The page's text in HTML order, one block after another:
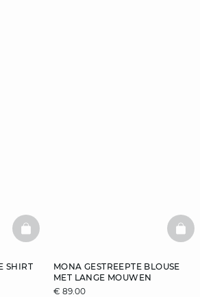
SHIRT
BASKETFULL
MONA GESTREEPTE BLOUSE
MET LANGE MOUWEN
€ 89.00